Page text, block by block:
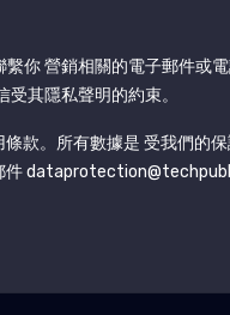
繫你 營銷相關的電子郵件或
受其隱私聲明的約束。
款。所有數據是 受我們的
件